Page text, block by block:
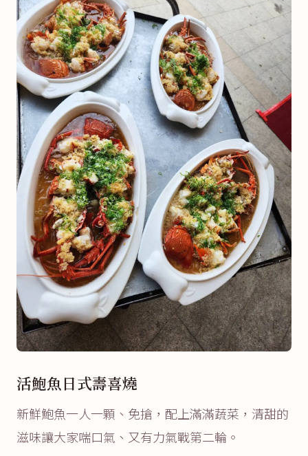
活鮑魚日式壽喜燒
新鮮鮑魚一人一顆、免搶，配上滿滿蔬菜，清甜的
滋味讓大家喘口氣、又有力氣戰第二輪。